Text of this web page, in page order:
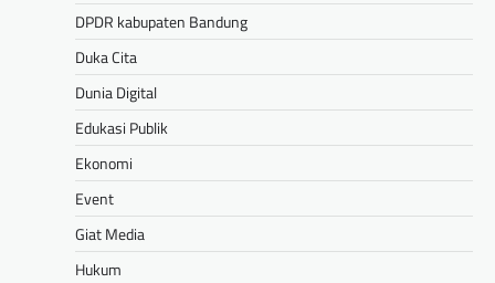
DPDR kabupaten Bandung
Duka Cita
Dunia Digital
Edukasi Publik
Ekonomi
Event
Giat Media
Hukum